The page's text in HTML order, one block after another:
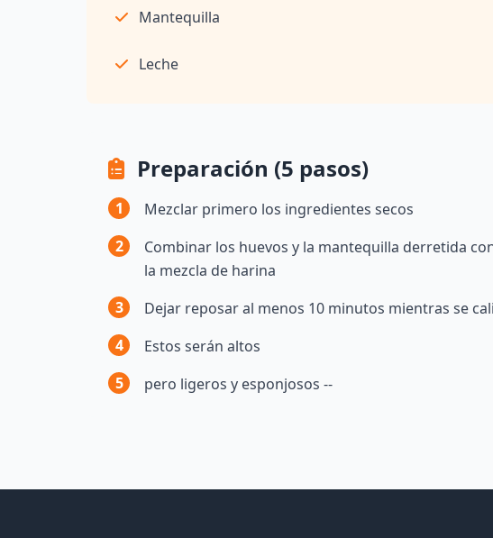
Mantequilla
Leche
Preparación (5 pasos)
1
Mezclar primero los ingredientes secos
2
Combinar los huevos y la mantequilla derretida
la mezcla de harina
3
Dejar reposar al menos 10 minutos mientras se
4
Estos serán altos
5
pero ligeros y esponjosos --